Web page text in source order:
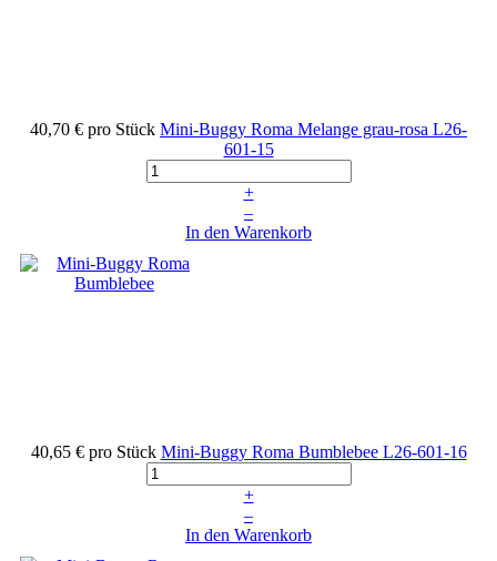
40,70 € pro Stück Mini-Buggy Roma Melange grau-rosa L26-
601-15
+
–
In den Warenkorb
40,65 € pro Stück Mini-Buggy Roma Bumblebee L26-601-16
+
–
In den Warenkorb